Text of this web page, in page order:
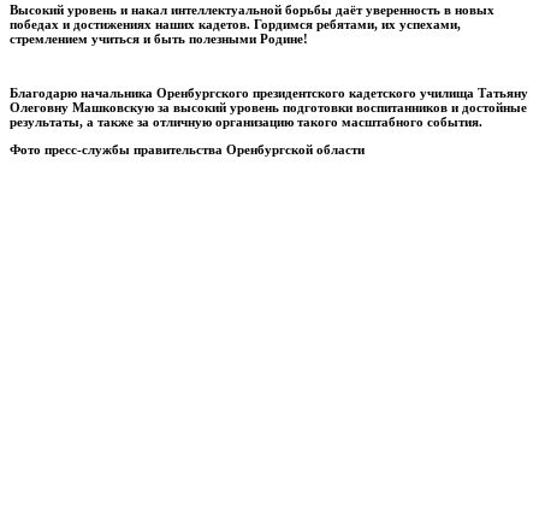
Высокий уровень и накал интеллектуальной борьбы даёт уверенность в новых
победах и достижениях наших кадетов. Гордимся ребятами, их успехами,
стремлением учиться и быть полезными Родине!
Благодарю начальника Оренбургского президентского кадетского училища Татьяну
Олеговну Машковскую за высокий уровень подготовки воспитанников и достойные
результаты, а также за отличную организацию такого масштабного события.
Фото пресс-службы правительства Оренбургской области